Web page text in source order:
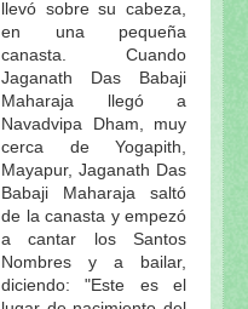
llevó sobre su cabeza,
en una pequeña
canasta. Cuando
Jaganath Das Babaji
Maharaja llegó a
Navadvipa Dham, muy
cerca de Yogapith,
Mayapur, Jaganath Das
Babaji Maharaja saltó
de la canasta y empezó
a cantar los Santos
Nombres y a bailar,
diciendo: "Este es el